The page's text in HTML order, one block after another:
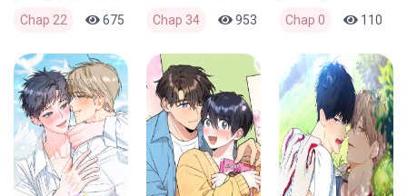
Chap 22 675 0 2 tháng trước
Chap 34 953 0 2 tháng trước
Chap 0 110